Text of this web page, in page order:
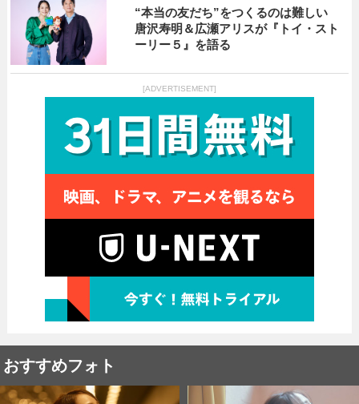
“本当の友だち”をつくるのは難しい
唐沢寿明＆広瀬アリスが『トイ・スト
ーリー５』を語る
[ADVERTISEMENT]
おすすめフォト